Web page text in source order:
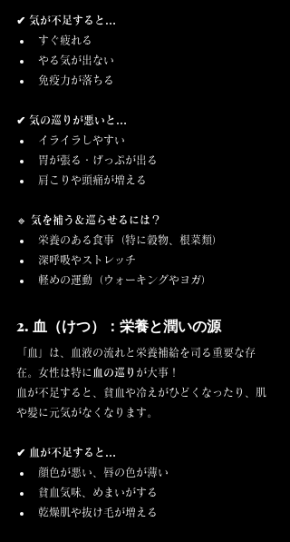
✔ 気が不足すると…
すぐ疲れる
やる気が出ない
免疫力が落ちる
✔ 気の巡りが悪いと…
イライラしやすい
胃が張る・げっぷが出る
肩こりや頭痛が増える
🔹 気を補う＆巡らせるには？
栄養のある食事（特に穀物、根菜類）
深呼吸やストレッチ
軽めの運動（ウォーキングやヨガ）
2. 血（けつ）：栄養と潤いの源
「血」は、血液の流れと栄養補給を司る重要な存
在。女性は特に 血の巡り が大事！
血が不足すると、貧血や冷えがひどくなったり、肌
や髪に元気がなくなります。
✔ 血が不足すると…
顔色が悪い、唇の色が薄い
貧血気味、めまいがする
乾燥肌や抜け毛が増える